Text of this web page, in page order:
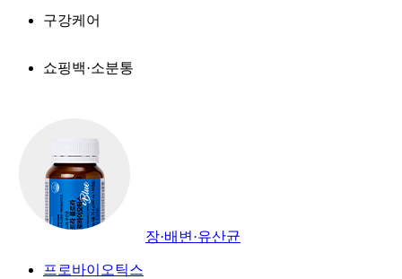
구강케어
쇼핑백·소분통
장·배변·유산균
프로바이오틱스